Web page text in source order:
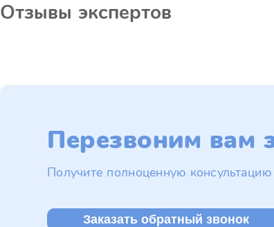
Отзывы экспертов
Перезвоним вам
Получите полноценную
Заказать обратный звонок